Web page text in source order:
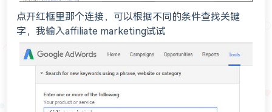
点开红框里那个连接，可以根据不同的条件查找关键
字，我输入affiliate marketing试试